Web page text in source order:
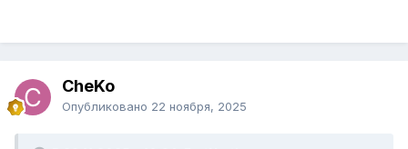
CheKo
Опубликовано 22 ноября, 2025